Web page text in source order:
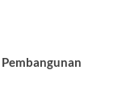
Pembangunan